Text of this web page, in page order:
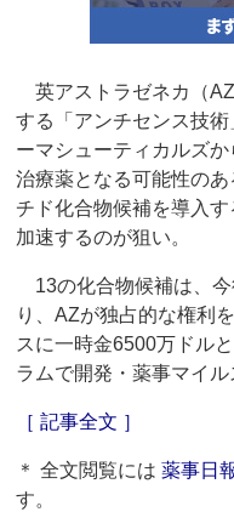
英アストラゼネカ（
する「アンチセンス技
ーマシューティカルズ
治療薬となる可能性の
チド化合物候補を導入
加速するのが狙い。
13の化合物候補は、今
り、AZが独占的な権利
スに一時金6500万ドル
ラムで開発・薬事マイル
［ 記事全文 ］
＊ 全文閲覧には薬事日
す。